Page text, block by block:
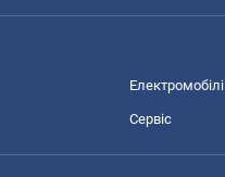
Електромобілі
Сервіс